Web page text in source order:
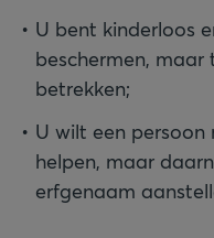
U bent kinderloos
beschermen,
betrekken;
U wilt een persoon
helpen, maar
erfgenaam